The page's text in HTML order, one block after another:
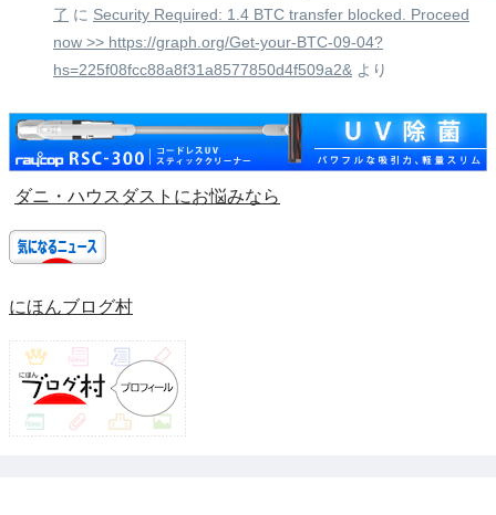
了 に Security Required: 1.4 BTC transfer blocked. Proceed
now >> https://graph.org/Get-your-BTC-09-04?
hs=225f08fcc88a8f31a8577850d4f509a2& より
ダニ・ハウスダストにお悩みなら
にほんブログ村